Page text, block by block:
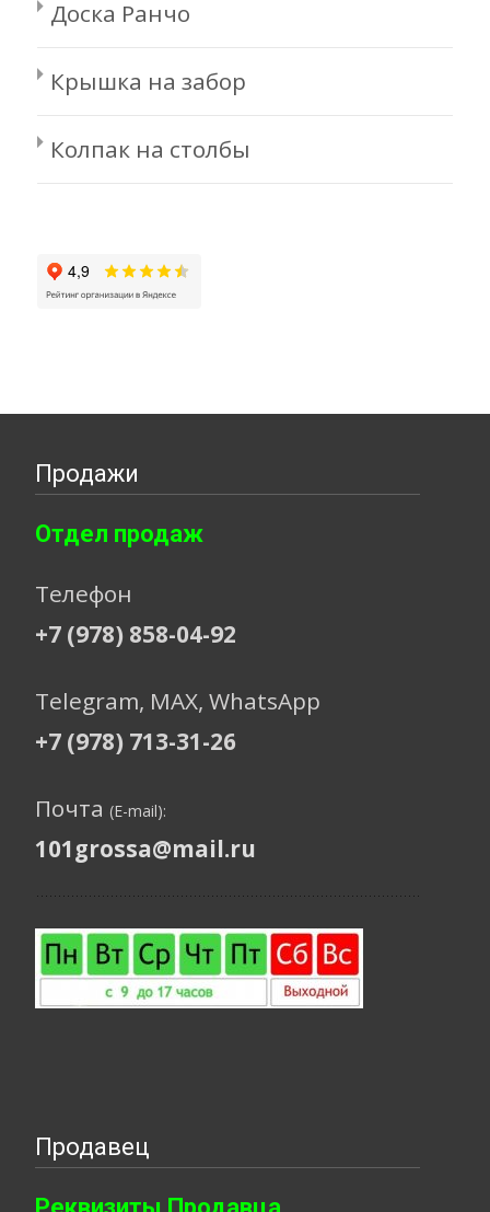
Доска Ранчо
Крышка на забор
Колпак на столбы
Продажи
Отдел продаж
Телефон
+7 (978) 858-04-92
Telegram, МАХ, WhatsApp
+7 (978) 713-31-26
Почта (E-mail):
101grossa@mail.ru
Продавец